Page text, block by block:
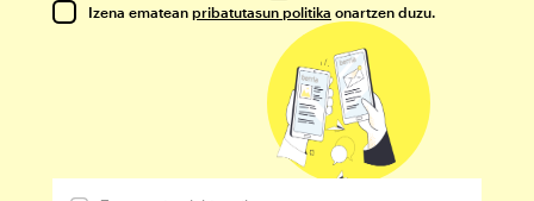
Izena ematean pribatutasun politika onartzen duzu.